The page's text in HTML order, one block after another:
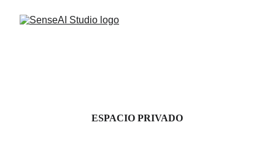
ESPACIO PRIVADO